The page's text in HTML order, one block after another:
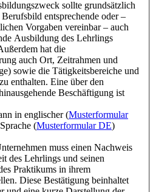
sollte grundsätzlich
entsprechende oder –
Vorgaben vereinbar – auch
Ausbildung des Lehrlings
hat die
auch Ort, Zeitrahmen und
sowie die Tätigkeitsbereiche und
enthalten. Eine über den
Beschäftigung ist
in englischer (Musterformular
(Musterformular DE)
muss einen Nachweis
des Lehrlings und seinen
Praktikums in ihrem
Diese Bestätigung beinhaltet